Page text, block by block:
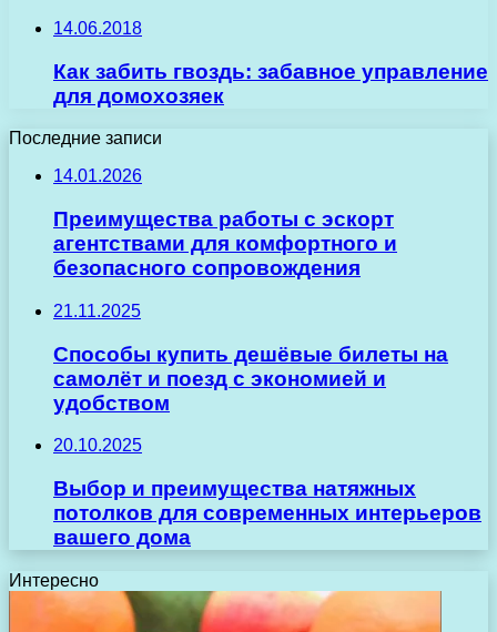
14.06.2018
Как забить гвоздь: забавное управление
для домохозяек
Последние записи
14.01.2026
Преимущества работы с эскорт
агентствами для комфортного и
безопасного сопровождения
21.11.2025
Способы купить дешёвые билеты на
самолёт и поезд с экономией и
удобством
20.10.2025
Выбор и преимущества натяжных
потолков для современных интерьеров
вашего дома
Интересно